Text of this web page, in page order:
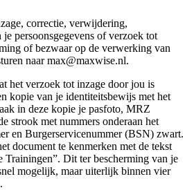
correctie, verwijdering,
persoonsgegevens of verzoek tot
of bezwaar op de verwerking van
naar max@maxwise.nl.
het verzoek tot inzage door jou is
kopie van je identiteitsbewijs met het
in deze kopie je pasfoto, MRZ
strook met nummers onderaan het
en Burgerservicenummer (BSN) zwart.
document te kenmerken met de tekst
Trainingen”. Dit ter bescherming van je
mogelijk, maar uiterlijk binnen vier